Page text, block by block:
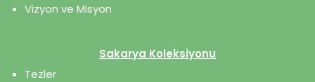
Vizyon ve Misyon
Sakarya Koleksiyonu
Tezler